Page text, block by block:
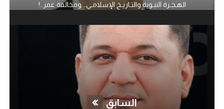
الهـجـرة النبـوية والتـاريـخ الإسلامـي.. ومخالفة عمر..!
السابق